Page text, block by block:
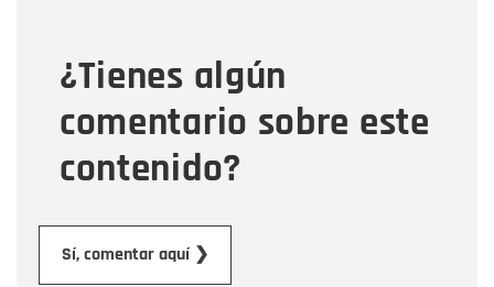
¿Tienes algún
comentario sobre este
contenido?
Sí, comentar aquí ❯
Mensaje